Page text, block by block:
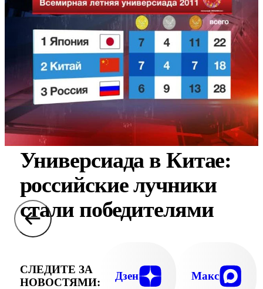
Универсиада в Китае:
российские лучники
стали победителями
СЛЕДИТЕ ЗА
НОВОСТЯМИ:
Дзен Макс